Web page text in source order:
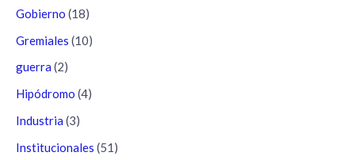
Gobierno (18)
Gremiales (10)
guerra (2)
Hipódromo (4)
Industria (3)
Institucionales (51)